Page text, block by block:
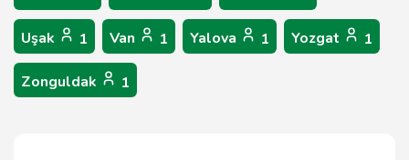
Uşak 1 Van 1 Yalova 1 Yozgat 1
Zonguldak 1